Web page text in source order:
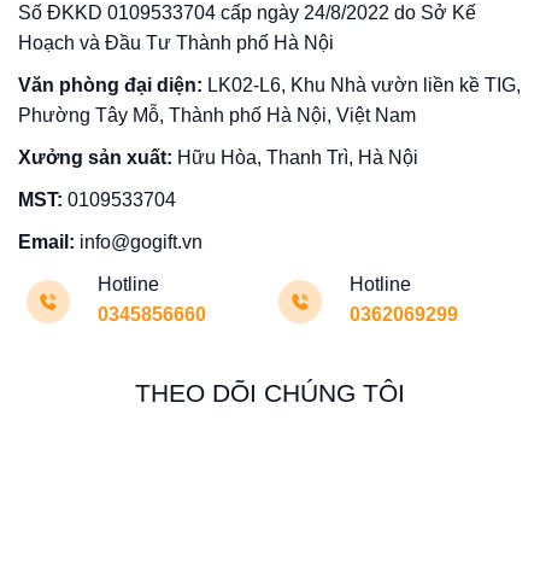
Số ĐKKD 0109533704 cấp ngày 24/8/2022 do Sở Kế
Hoạch và Đầu Tư Thành phố Hà Nội
Văn phòng đại diện: LK02-L6, Khu Nhà vườn liền kề TIG,
Phường Tây Mỗ, Thành phố Hà Nội, Việt Nam
Xưởng sản xuất: Hữu Hòa, Thanh Trì, Hà Nội
MST: 0109533704
Email: info@gogift.vn
Hotline
0345856660
Hotline
0362069299
THEO DÕI CHÚNG TÔI